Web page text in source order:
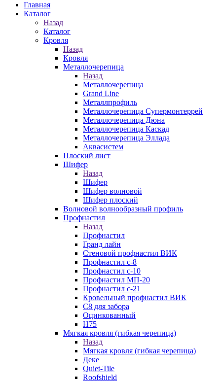
Главная
Каталог
Назад
Каталог
Кровля
Назад
Кровля
Металлочерепица
Назад
Металлочерепица
Grand Line
Металлпрофиль
Металлочерепица Супермонтеррей
Металлочерепица Дюна
Металлочерепица Каскад
Металлочерепица Эллада
Аквасистем
Плоский лист
Шифер
Назад
Шифер
Шифер волновой
Шифер плоский
Волновой волнообразный профиль
Профнастил
Назад
Профнастил
Гранд лайн
Стеновой профнастил ВИК
Профнастил с-8
Профнастил с-10
Профнастил МП-20
Профнастил с-21
Кровельный профнастил ВИК
С8 для забора
Оцинкованный
Н75
Мягкая кровля (гибкая черепица)
Назад
Мягкая кровля (гибкая черепица)
Деке
Quiet-Tile
Roofshield